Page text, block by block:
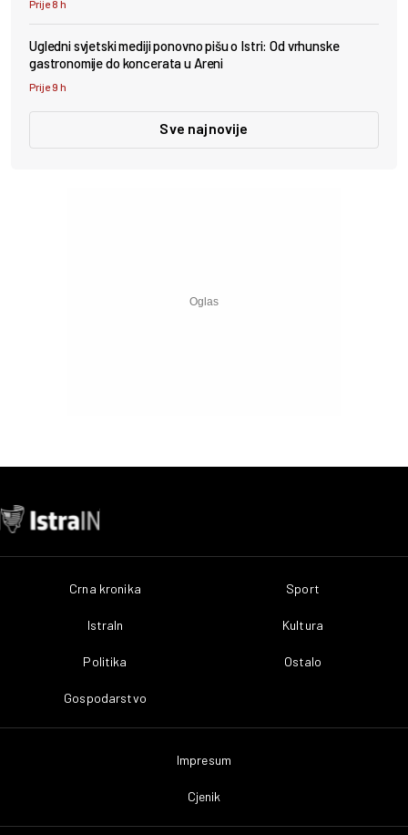
Prije 8 h
Ugledni svjetski mediji ponovno pišu o Istri: Od vrhunske
gastronomije do koncerata u Areni
Prije 9 h
Sve najnovije
Crna kronika
IstraIn
Politika
Gospodarstvo
Sport
Kultura
Ostalo
Impresum
Cjenik